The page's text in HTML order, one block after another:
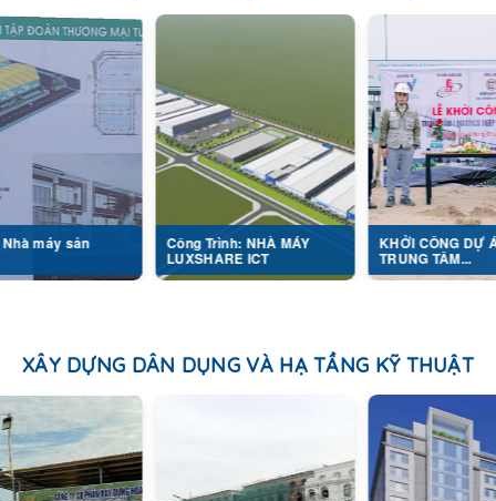
Công Trình: NHÀ MÁY
LUXSHARE ICT
KHỞI CÔNG DỰ ÁN
TRUNG TÂM...